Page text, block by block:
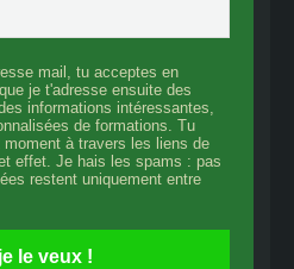
mail, tu acceptes en
je t'adresse ensuite des
informations intéressantes,
de formations. Tu
à travers les liens de
effet. Je hais les spams : pas
restent uniquement entre
le veux !